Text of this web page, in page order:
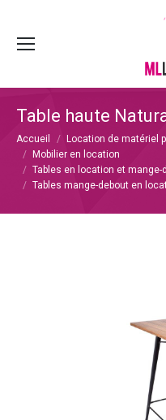
Table haute
Vous êtes ici :
Accueil
Location de matériel
Mobilier en location
Tables en location et mange-
Tables mange-debout en